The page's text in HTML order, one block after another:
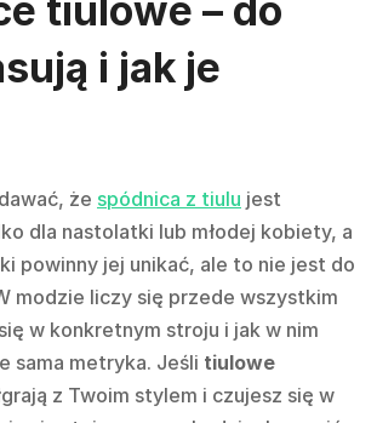
tiulowe – do
i jak je
że spódnica z tiulu jest
dla nastolatki lub młodej kobiety, a
powinny jej unikać, ale to nie jest do
modzie liczy się przede wszystkim
w konkretnym stroju i jak w nim
sama metryka. Jeśli tiulowe
z Twoim stylem i czujesz się w